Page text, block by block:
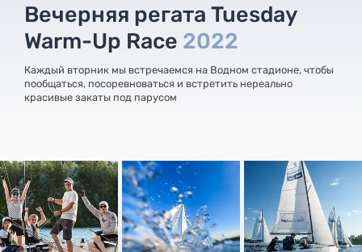
Вечерняя регата Tuesday
Warm-Up Race 2022
Каждый вторник мы встречаемся на Водном стадионе, чтобы
пообщаться, посоревноваться и встретить нереально
красивые закаты под парусом